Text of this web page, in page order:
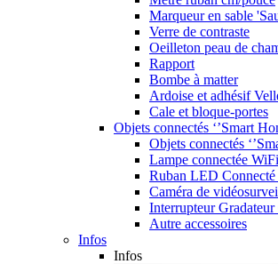
Marqueur en sable
Verre de contraste
Oeilleton peau de
Rapport
Bombe à matter
Ardoise et adhésif
Cale et bloque-portes
Objets connectés ‘’Smart
Objets connectés
Lampe connectée WiFi
Ruban LED
Caméra de
Interrupteur Gradateur
Autre accessoires
Infos
Infos